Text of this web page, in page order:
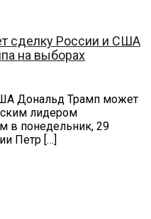
сделку России и США
на выборах
Дональд Трамп может
лидером
в понедельник, 29
Петр […]